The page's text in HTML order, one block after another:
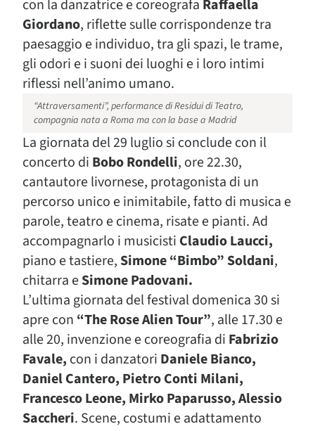
con la danzatrice e coreografa Raffaella
Giordano, riflette sulle corrispondenze tra
paesaggio e individuo, tra gli spazi, le trame,
gli odori e i suoni dei luoghi e i loro intimi
riflessi nell’animo umano.
“Attraversamenti”, performance di Residui di Teatro,
compagnia nata a Roma ma con la base a Madrid
La giornata del 29 luglio si conclude con il
concerto di Bobo Rondelli, ore 22.30,
cantautore livornese, protagonista di un
percorso unico e inimitabile, fatto di musica e
parole, teatro e cinema, risate e pianti. Ad
accompagnarlo i musicisti Claudio Laucci,
piano e tastiere, Simone “Bimbo” Soldani,
chitarra eSimone Padovani.
L’ultima giornata del festival domenica 30 si
apre con “The Rose Alien Tour”, alle 17.30 e
alle 20, invenzione e coreografia di Fabrizio
Favale, con i danzatori Daniele Bianco,
Daniel Cantero, Pietro Conti Milani,
Francesco Leone, Mirko Paparusso, Alessio
Saccheri. Scene, costumi e adattamento